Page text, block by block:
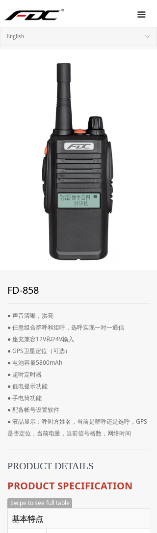
끀
Home
About Us ꀅ
English
FD-858
PRODUCT SPECIFICATION
Swipe to see full table
基本特点
● 声音清晰，洪亮
● 任意组合群呼和组呼，选呼实现一对一通信
● 座充兼容12V和24V输入
● GPS卫星定位（可选）
● 电池容量5800mAh
● 超时定时器
● 低电提示功能
● 手电筒功能
● 配备帐号设置软件
● 液晶显示：呼叫方姓名，当前是群呼还是选呼，GPS
是否定位，当前电量，当前信号格数，网络时间
PRODUCT DETAILS